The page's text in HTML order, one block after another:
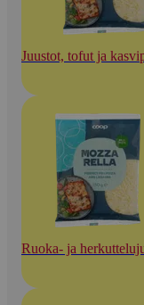
Juustot, tofut ja
Ruoka- ja